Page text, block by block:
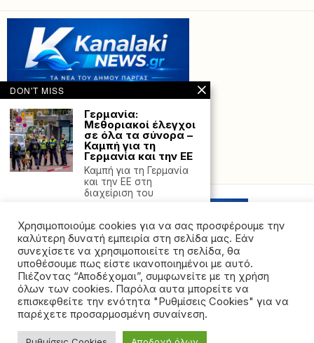
Powered with by Hostville”)
©2026 - All rights reserved. Απαγορεύεται ρητά η
αναδημοσίευση χωρίς προηγούμενη έγγραφη άδεια
Χρησιμοποιούμε cookies για να σας προσφέρουμε την
καλύτερη δυνατή εμπειρία στη σελίδα μας. Εάν
συνεχίσετε να χρησιμοποιείτε τη σελίδα, θα
υποθέσουμε πως είστε ικανοποιημένοι με αυτό.
Πιέζοντας “Αποδέχομαι”, συμφωνείτε με τη χρήση
όλων των cookies. Παρόλα αυτα μπορείτε να
επισκεφθείτε την ενότητα "Ρυθμίσεις Cookies" για να
παρέχετε προσαρμοσμένη συναίνεση.
DON'T MISS
Γερμανία:
Μεθοριακοί έλεγχοι
σε όλα τα σύνορα –
Καμπή για τη
Γερμανία και την ΕΕ
Καμπή για τη Γερμανία
και την ΕΕ στη
διαχείριση του
λαίλαπα στο Περού:
Μεγάλες ζημιές σε
αρχαιολογικούς
χώρους –
Τουλάχιστον 140
τραυματίες
Οι περουβιανές αρχές
προσπαθούν
εσπευσμένα να
να